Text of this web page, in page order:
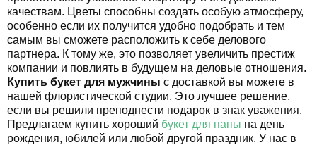
качествам. Цветы способны создать особую атмосферу,
особенно если их получится удобно подобрать и тем
самым вы сможете расположить к себе делового
партнера. К тому же, это позволяет увеличить престиж
компании и повлиять в будущем на деловые отношения.
Купить букет для мужчины с доставкой вы можете в
нашей флористической студии. Это лучшее решение,
если вы решили преподнести подарок в знак уважения.
Предлагаем купить хороший букет для папы на день
рождения, юбилей или любой другой праздник. У нас в